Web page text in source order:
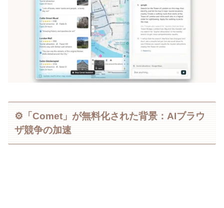
⚙️「Comet」が無料化された背景：AIブラウ
ザ競争の加速